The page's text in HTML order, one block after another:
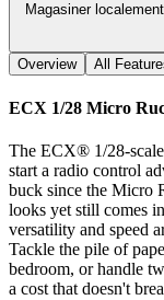
Magasiner localement |
Overview All
ECX 1/28 Micro
The ECX® 1/28-
start a radio control
buck since the Micro
looks yet still comes
versatility and speed
Tackle the pile of
bedroom, or handle
a cost that doesn't